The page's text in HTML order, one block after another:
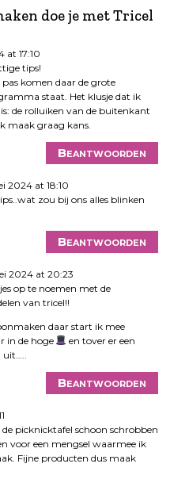
doe je met Tricel
at 17:10
tips!
komen daar de grote
staat. Het klusje dat ik
de rolluiken van de buitenkant
maak graag kans.
Beantwoorden
2024 at 18:10
zou bij ons alles blinken
Beantwoorden
2024 at 20:23
op te noemen met de
van tricel!!
daar start ik mee
in de hoge
en tover er een
Beantwoorden
picknicktafel schoon schrobben
voor een mengsel waarmee ik
Fijne producten dus maak